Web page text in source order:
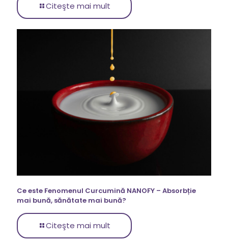
Citeşte mai mult
Ce este Fenomenul Curcumină NANOFY – Absorbție
mai bună, sănătate mai bună?
Citeşte mai mult